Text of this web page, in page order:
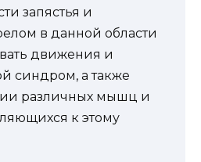
запястья и
в данной области
движения и
синдром, а также
различных мышц и
к этому